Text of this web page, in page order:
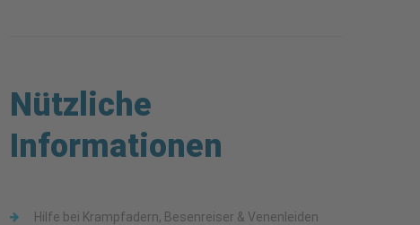
Nützliche
Informationen
Hilfe bei Krampfadern, Besenreiser & Venenleiden